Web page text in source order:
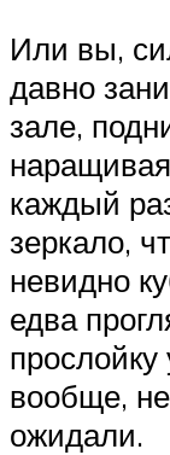
Или вы,
давно
зале,
каждый
зеркало,
невидно
едва
вообще, не
ожидали.